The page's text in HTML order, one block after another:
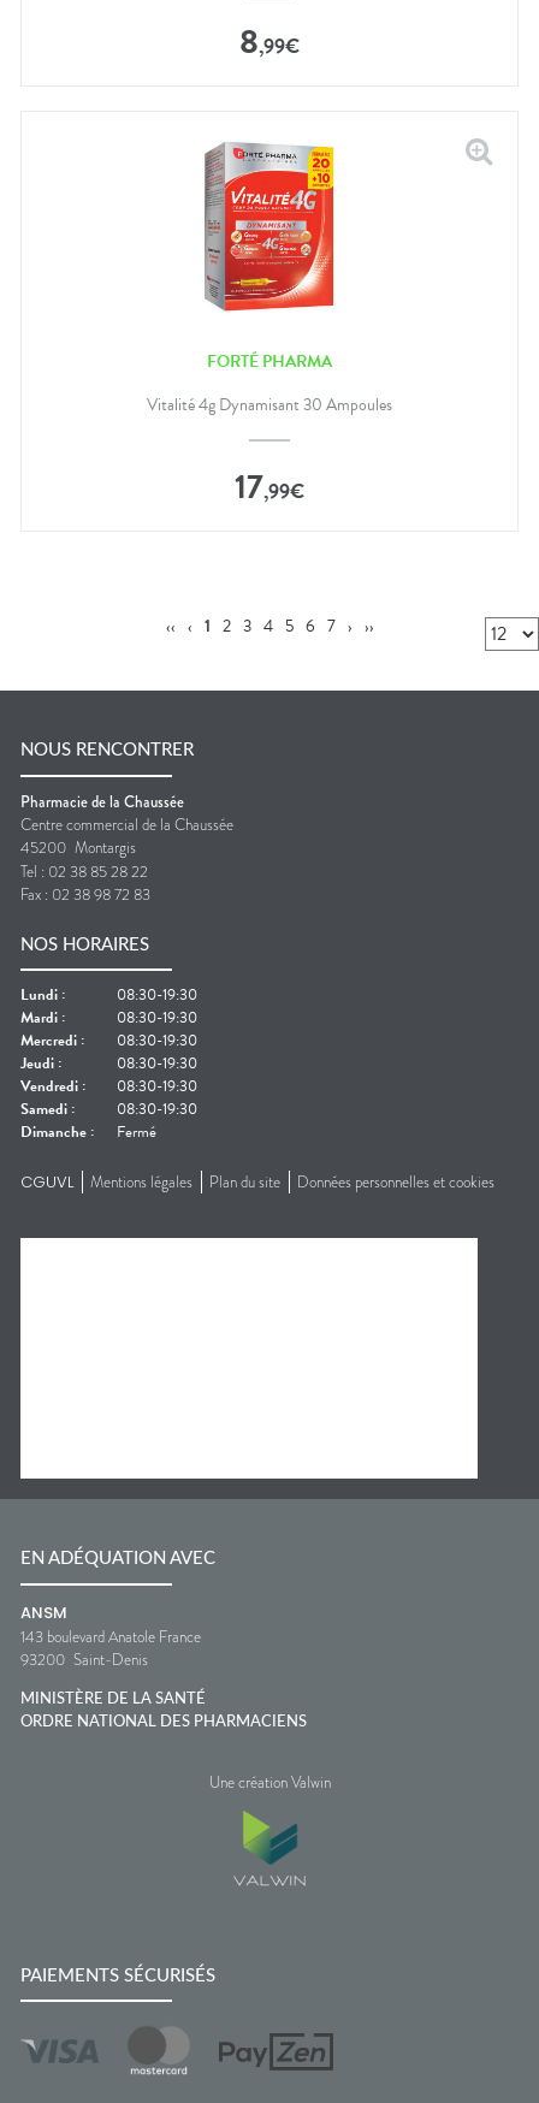
8,99€
FORTÉ PHARMA
Vitalité 4g Dynamisant 30 Ampoules
17,99€
‹‹ ‹ 1 2 3 4 5 6 7 › ››
NOUS RENCONTRER
Pharmacie de la Chaussée
Centre commercial de la Chaussée
45200 Montargis
Tel : 02 38 85 28 22
Fax : 02 38 98 72 83
NOS HORAIRES
Lundi :
08:30-19:30
Mardi :
08:30-19:30
Mercredi :
08:30-19:30
Jeudi :
08:30-19:30
Vendredi :
08:30-19:30
Samedi :
08:30-19:30
Dimanche : Fermé
CGUVL Mentions légales Plan du site Données personnelles et cookies
EN ADÉQUATION AVEC
ANSM
143 boulevard Anatole France
93200 Saint-Denis
MINISTÈRE DE LA SANTÉ
ORDRE NATIONAL DES PHARMACIENS
Une création Valwin
PAIEMENTS SÉCURISÉS